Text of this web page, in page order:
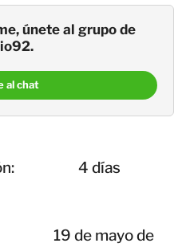
únete al grupo de
al chat
4 días
de mayo de